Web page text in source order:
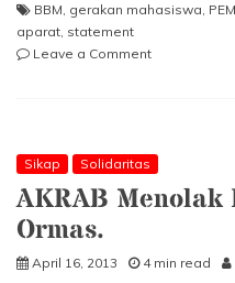
BBM, gerakan mahasiswa,
aparat, statement
Leave a Commenton
Aparat
Dengan
Rakyat!
Sikap Solidaritas
AKRAB Menolak
Ormas.
April 16, 2013 4 min read